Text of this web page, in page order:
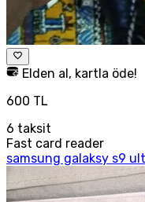
Elden al, kartla öde!
600 TL
6 taksit
Fast card reader
samsung galaksy s9